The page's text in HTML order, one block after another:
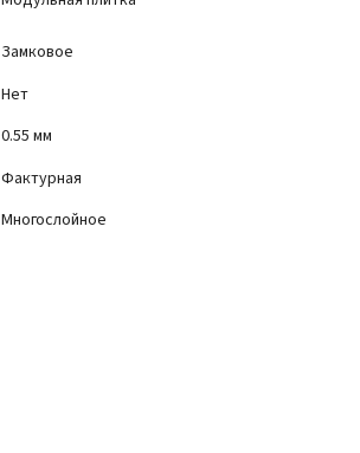
Замковое
Нет
0.55 мм
Фактурная
Многослойное